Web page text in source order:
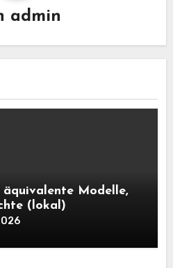
admin
Modelle,
(lokal)